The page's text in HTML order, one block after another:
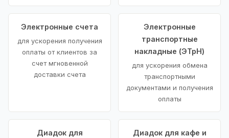
Электронные счета
для ускорения получения
оплаты от клиентов за
счет мгновенной
доставки счета
Электронные
транспортные
накладные (ЭТрН)
для ускорения обмена
транспортными
документами и получения
оплаты
Диадок для
Диадок для кафе и